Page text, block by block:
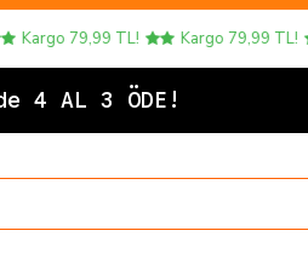
79,99 TL! Kargo 79,99 TL!